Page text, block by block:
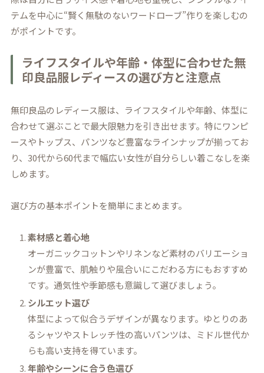
テムを中心に“賢く無駄のないワードローブ”作りを楽しむの
がポイントです。
ライフスタイルや年齢・体型に合わせた無
印良品服レディースの選び方と注意点
無印良品のレディース服は、ライフスタイルや年齢、体型に
合わせて選ぶことで最大限魅力を引き出せます。特にワンピ
ースやトップス、パンツなど豊富なラインナップが揃ってお
り、30代から60代まで幅広い女性が自分らしい着こなしを楽
しめます。
選び方の基本ポイントを簡単にまとめます。
素材感と着心地
オーガニックコットンやリネンなど素材のバリエーショ
ンが豊富で、肌触りや風合いにこだわる方にもおすすめ
です。通気性や季節感も意識して選びましょう。
シルエット選び
体型によって似合うデザインが異なります。ゆとりのあ
るシャツやストレッチ性の高いパンツは、ミドル世代か
らも高い支持を得ています。
年齢やシーンに合う色選び